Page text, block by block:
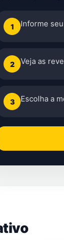
1 Informe
2 Veja as
3 Escolha a